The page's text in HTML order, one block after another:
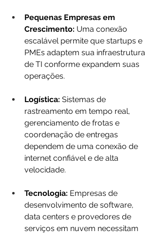
Pequenas Empresas em
Crescimento: Uma conexão
escalável permite que startups e
PMEs adaptem sua infraestrutura
de TI conforme expandem suas
operações.
Logística: Sistemas de
rastreamento em tempo real,
gerenciamento de frotas e
coordenação de entregas
dependem de uma conexão de
internet confiável e de alta
velocidade.
Tecnologia: Empresas de
desenvolvimento de software,
data centers e provedores de
serviços em nuvem necessitam